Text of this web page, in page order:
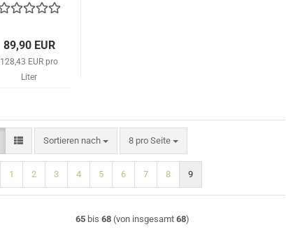
2023
89,90 EUR
128,43 EUR pro
Liter
Sortieren nach
Sortieren nach 8 pro Seite
pro Seite
1 2 3 4 5 6 7 8 9
65bis 68(von insgesamt 68)